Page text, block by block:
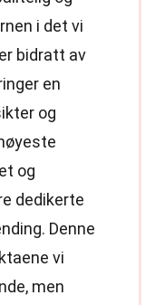
i det vi
bidratt av
en
og
og
dedikerte
Denne
vi
men